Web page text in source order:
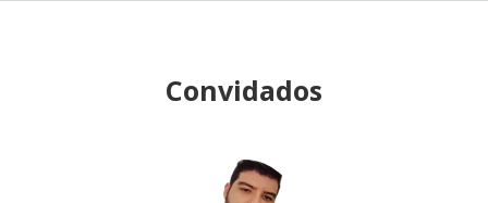
Convidados